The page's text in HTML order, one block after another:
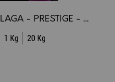
VERSELE-LAGA - PRESTIGE - Loro Parque - Mélange pour Perruches australiennes
1 Kg 20 Kg